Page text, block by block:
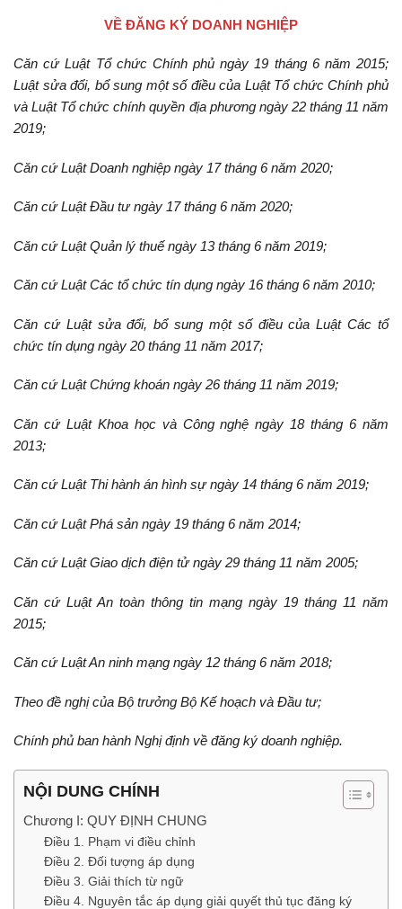
VỀ ĐĂNG KÝ DOANH NGHIỆP
Căn cứ Luật Tổ chức Chính phủ ngày 19 tháng 6 năm 2015;
Luật sửa đổi, bổ sung một số điều của Luật Tổ chức Chính phủ
và Luật Tổ chức chính quyền địa phương ngày 22 tháng 11 năm
2019;
Căn cứ Luật Doanh nghiệp ngày 17 tháng 6 năm 2020;
Căn cứ Luật Đầu tư ngày 17 tháng 6 năm 2020;
Căn cứ Luật Quản lý thuế ngày 13 tháng 6 năm 2019;
Căn cứ Luật Các tổ chức tín dụng ngày 16 tháng 6 năm 2010;
Căn cứ Luật sửa đổi, bổ sung một số điều của Luật Các tổ
chức tín dụng ngày 20 tháng 11 năm 2017;
Căn cứ Luật Chứng khoán ngày 26 tháng 11 năm 2019;
Căn cứ Luật Khoa học và Công nghệ ngày 18 tháng 6 năm
2013;
Căn cứ Luật Thi hành án hình sự ngày 14 tháng 6 năm 2019;
Căn cứ Luật Phá sản ngày 19 tháng 6 năm 2014;
Căn cứ Luật Giao dịch điện tử ngày 29 tháng 11 năm 2005;
Căn cứ Luật An toàn thông tin mạng ngày 19 tháng 11 năm
2015;
Căn cứ Luật An ninh mạng ngày 12 tháng 6 năm 2018;
Theo đề nghị của Bộ trưởng Bộ Kế hoạch và Đầu tư;
Chính phủ ban hành Nghị định về đăng ký doanh nghiệp.
NỘI DUNG CHÍNH
Chương I: QUY ĐỊNH CHUNG
Điều 1. Phạm vi điều chỉnh
Điều 2. Đối tượng áp dụng
Điều 3. Giải thích từ ngữ
Điều 4. Nguyên tắc áp dụng giải quyết thủ tục đăng ký